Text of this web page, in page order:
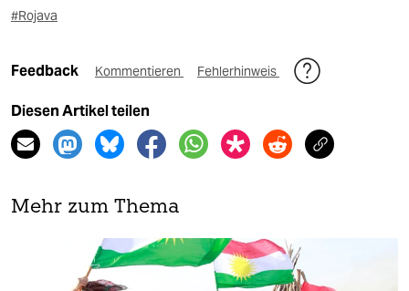
#Rojava
Feedback Kommentieren Fehlerhinweis
Diesen Artikel teilen
Mehr zum Thema